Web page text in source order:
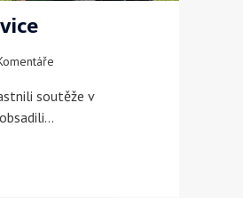
soutěže v